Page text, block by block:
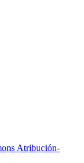
Atribución-